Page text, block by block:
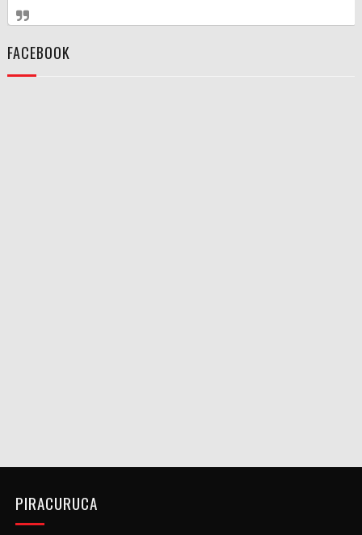
FACEBOOK
PIRACURUCA